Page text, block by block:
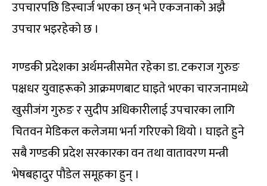
उपचारपछि डिस्चार्ज भएका छन् भने एकजनाको अझै
उपचार भइरहेको छ ।
गण्डकी प्रदेशका अर्थमन्त्रीसमेत रहेका डा. टकराज गुरुङ
पक्षधर युवाहरूको आक्रमणबाट घाइते भएका चारजनामध्ये
खुसीजंग गुरुङ र सुदीप अधिकारीलाई उपचारका लागि
चितवन मेडिकल कलेजमा भर्ना गरिएको थियो । घाइते हुने
सबै गण्डकी प्रदेश सरकारका वन तथा वातावरण मन्त्री
भेषबहादुर पौडेल समूहका हुन् ।